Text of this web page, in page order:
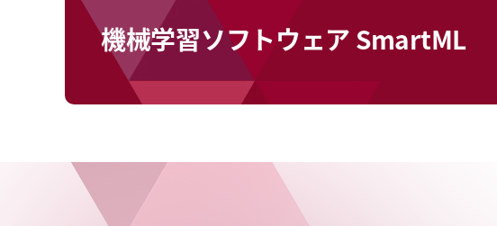
機械学習ソフトウェア SmartML